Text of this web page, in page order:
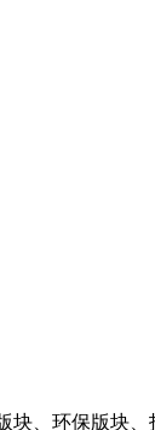
、环保版块